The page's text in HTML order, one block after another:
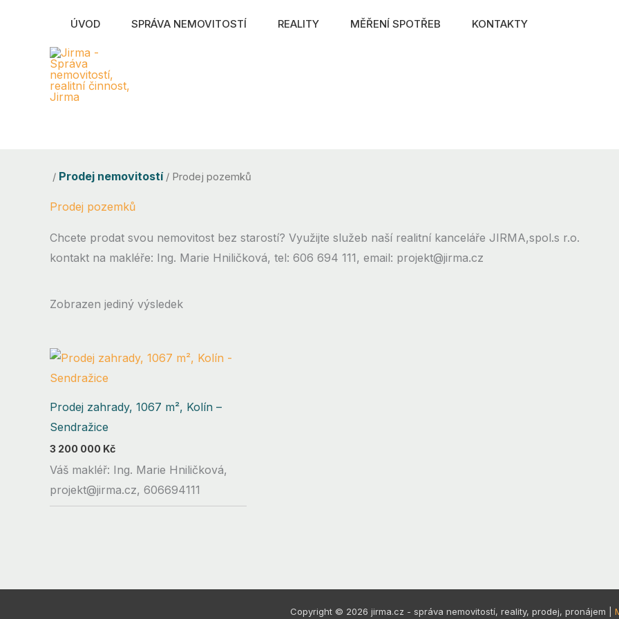
ÚVOD SPRÁVA NEMOVITOSTÍ REALITY MĚŘENÍ SPOTŘEB KONTAKTY
/ Prodej nemovitostí/ Prodej pozemků
Prodej pozemků
Chcete prodat svou nemovitost bez starostí? Využijte služeb naší realitní kanceláře JIRMA,spol.s r.o.
kontakt na makléře: Ing. Marie Hniličková, tel: 606 694 111, email: projekt@jirma.cz
Zobrazen jediný výsledek
Prodej zahrady, 1067 m², Kolín –
Sendražice
3 200 000 Kč
Váš makléř: Ing. Marie Hniličková,
projekt@jirma.cz, 606694111
Copyright © 2026 jirma.cz - správa nemovitostí, reality, prodej, pronájem |